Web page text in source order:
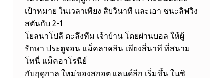
ฟิ
ล
ด์
แ
เป้าหมาย ในเวลาเพียง สิบวินาที และเอา ชนะลิฟวิง
สตันกับ 2-1
โยลนาโปลี ตะลึงทีม เจ้าบ้าน โดยผ่านบอล ให้ผู้
รักษา ประตูจอน แม็คลาคลิน เพียงสี่นาที ที่สนาม
โทนี่ แม็คอาโรนีย์
กับฤดูกาล ใหม่ของสกอต แลนด์ลีก เริ่มขึ้น ในซิ